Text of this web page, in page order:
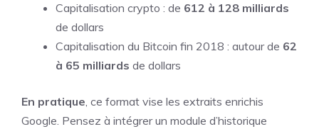
Capitalisation crypto : de 612 à 128 milliards
de dollars
Capitalisation du Bitcoin fin 2018 : autour de 62
à 65 milliards de dollars
En pratique, ce format vise les extraits enrichis
Google. Pensez à intégrer un module d’historique